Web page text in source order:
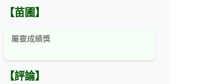
【苗圃】
屬靈成績獎
【評論】